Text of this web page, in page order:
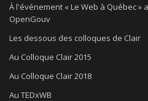
À l'événement « Le Web à Québec »
OpenGouv
Les dessous des colloques de Clair
Au Colloque Clair 2015
Au Colloque Clair 2018
Au TEDxWB